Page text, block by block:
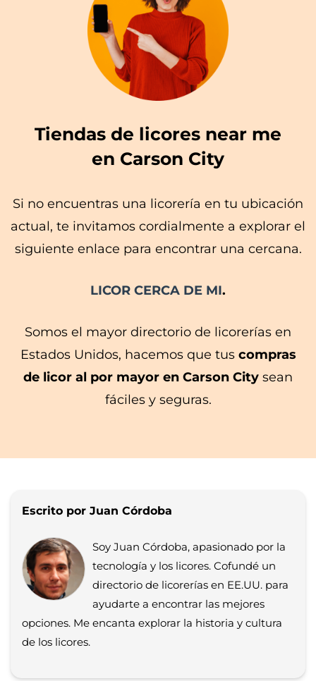
Tiendas de licores near me
en Carson City
Si no encuentras una licorería en tu ubicación
actual, te invitamos cordialmente a explorar el
siguiente enlace para encontrar una cercana.
LICOR CERCA DE MI.
Somos el mayor directorio de licorerías en
Estados Unidos, hacemos que tuscompras
de licor al por mayor en Carson City sean
fáciles y seguras.
Escrito por Juan Córdoba
Soy Juan Córdoba, apasionado por la
tecnología y los licores. Cofundé un
directorio de licorerías en EE.UU. para
ayudarte a encontrar las mejores
opciones. Me encanta explorar la historia y cultura
de los licores.